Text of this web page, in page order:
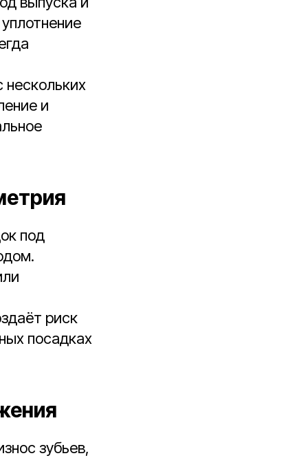
и
под
риск
посадках
зубьев,